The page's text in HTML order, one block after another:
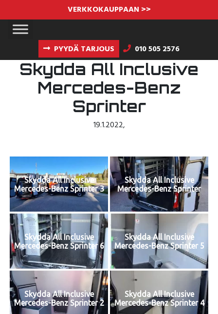
VERKKOKAUPPAAN >>
PYYDÄ TARJOUS 010 505 2576
Skydda All Inclusive
Mercedes-Benz
Sprinter
19.1.2022,
Skydda All Inclusive
Mercedes-Benz Sprinter 3
Skydda All Inclusive
Mercedes-Benz Sprinter
Skydda All Inclusive
Mercedes-Benz Sprinter 6
Skydda All Inclusive
Mercedes-Benz Sprinter 5
Skydda All Inclusive
Mercedes-Benz Sprinter 2
Skydda All Inclusive
Mercedes-Benz Sprinter 4